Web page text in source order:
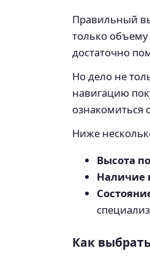
Правильный
только
достаточно
Но дело не
навигацию
ознакомиться с
Ниже
Высота
Наличие
Как